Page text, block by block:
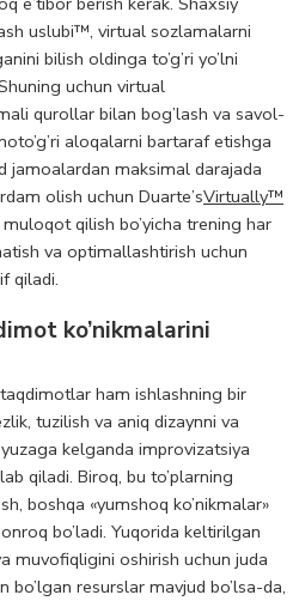
uslubi™, virtual sozlamalarni
bilish oldinga to’g’ri yo’lni
uchun virtual
qurollar bilan bog’lash va savol-
aloqalarni bartaraf etishga
jamoalardan maksimal darajada
olish uchun Duarte’sVirtually™
qilish bo’yicha trening har
va optimallashtirish uchun
qiladi.
ko’nikmalarini
ham ishlashning bir
tuzilish va aniq dizaynni va
kelganda improvizatsiya
qiladi. Biroq, bu to’plarning
boshqa «yumshoq ko’nikmalar»
bo’ladi. Yuqorida keltirilgan
muvofiqligini oshirish uchun juda
bo’lgan resurslar mavjud bo’lsa-da,